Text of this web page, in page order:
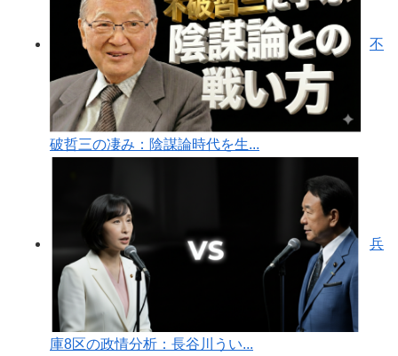
不
破哲三の凄み：陰謀論時代を生...
兵
庫8区の政情分析：長谷川うい...